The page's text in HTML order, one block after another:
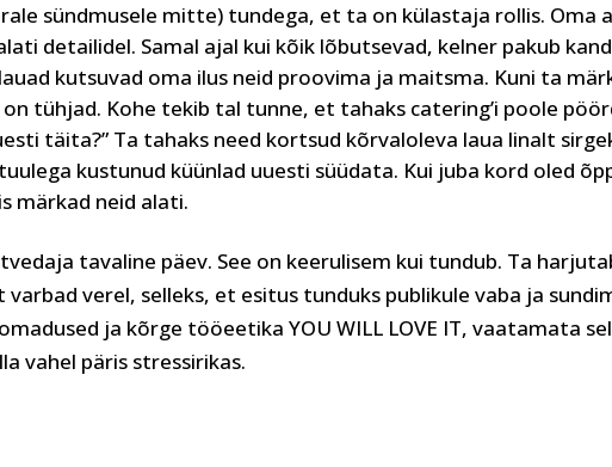
sündmusele mitte) tundega, et ta on külastaja rollis.
detailidel. Samal ajal kui kõik lõbutsevad, kelner pakub
kutsuvad oma ilus neid proovima ja maitsma. Kuni ta
tühjad. Kohe tekib tal tunne, et tahaks catering’i poole
täita?” Ta tahaks need kortsud kõrvaloleva laua linalt
kustunud küünlad uuesti süüdata. Kui juba kord oled
märkad neid alati.
tavaline päev. See on keerulisem kui tundub. Ta
verel, selleks, et esitus tunduks publikule vaba ja
ja kõrge tööeetika YOU WILL LOVE IT, vaatamata
vahel päris stressirikas.